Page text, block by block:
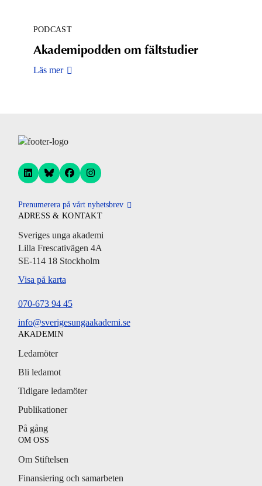
PODCAST
Akademipodden om fältstudier
Läs mer
Prenumerera på vårt nyhetsbrev
ADRESS & KONTAKT
Sveriges unga akademi
Lilla Frescativägen 4A
SE-114 18 Stockholm
Visa på karta
070-673 94 45
info@sverigesungaakademi.se
AKADEMIN
Ledamöter
Bli ledamot
Tidigare ledamöter
Publikationer
På gång
OM OSS
Om Stiftelsen
Finansiering och samarbeten